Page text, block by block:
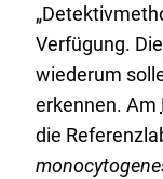
n
k
:
Verfügung.
wiederum
erkennen. Am
die